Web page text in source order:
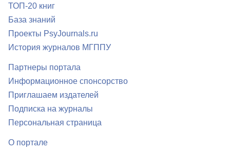
ТОП-20 книг
База знаний
Проекты PsyJournals.ru
История журналов МГППУ
Партнеры портала
Информационное спонсорство
Приглашаем издателей
Подписка на журналы
Персональная страница
О портале